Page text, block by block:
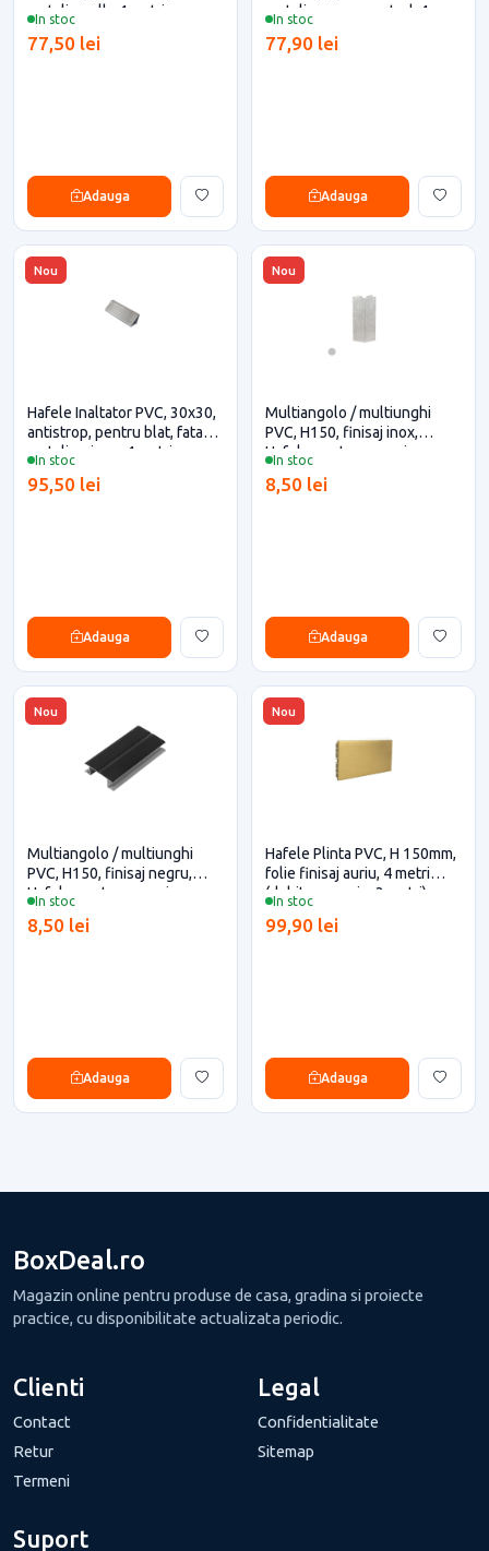
In stoc
metalica, alb, 4 metri
77,50 lei
Adauga
In stoc
metalica, negru neted, 4
metri)
77,90 lei
Adauga
Nou
In stoc
Hafele Inaltator PVC, 30x30,
antistrop, pentru blat, fata
metalica, inox, 4 metri
95,50 lei
Adauga
Nou
In stoc
Multiangolo / multiunghi
PVC, H150, finisaj inox,
Hafele pentru casa si
8,50 lei
Adauga
Nou
In stoc
Multiangolo / multiunghi
PVC, H150, finisaj negru,
Hafele pentru casa si
8,50 lei
Adauga
Nou
In stoc
Hafele Plinta PVC, H 150mm,
folie finisaj auriu, 4 metri
(debitare maxim 3 metri)
eficiente
99,90 lei
Adauga
BoxDeal.ro
Magazin online pentru produse de casa, gradina si proiecte
practice, cu disponibilitate actualizata periodic.
Clienti
Contact
Retur
Termeni
Legal
Confidentialitate
Sitemap
Suport